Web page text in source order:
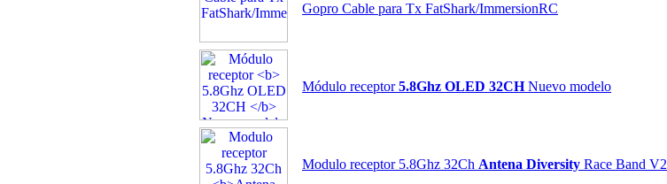
Gopro Cable para Tx FatShark/ImmersionRC
Módulo receptor5.8Ghz OLED 32CHNuevo modelo
Modulo receptor 5.8Ghz 32Ch Antena Diversity Race Band V2